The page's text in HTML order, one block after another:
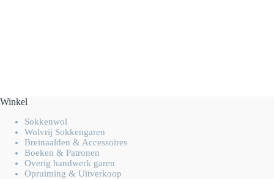
Winkel
Sokkenwol
Wolvrij Sokkengaren
Breinaalden & Accessoires
Boeken & Patronen
Overig handwerk garen
Opruiming & Uitverkoop